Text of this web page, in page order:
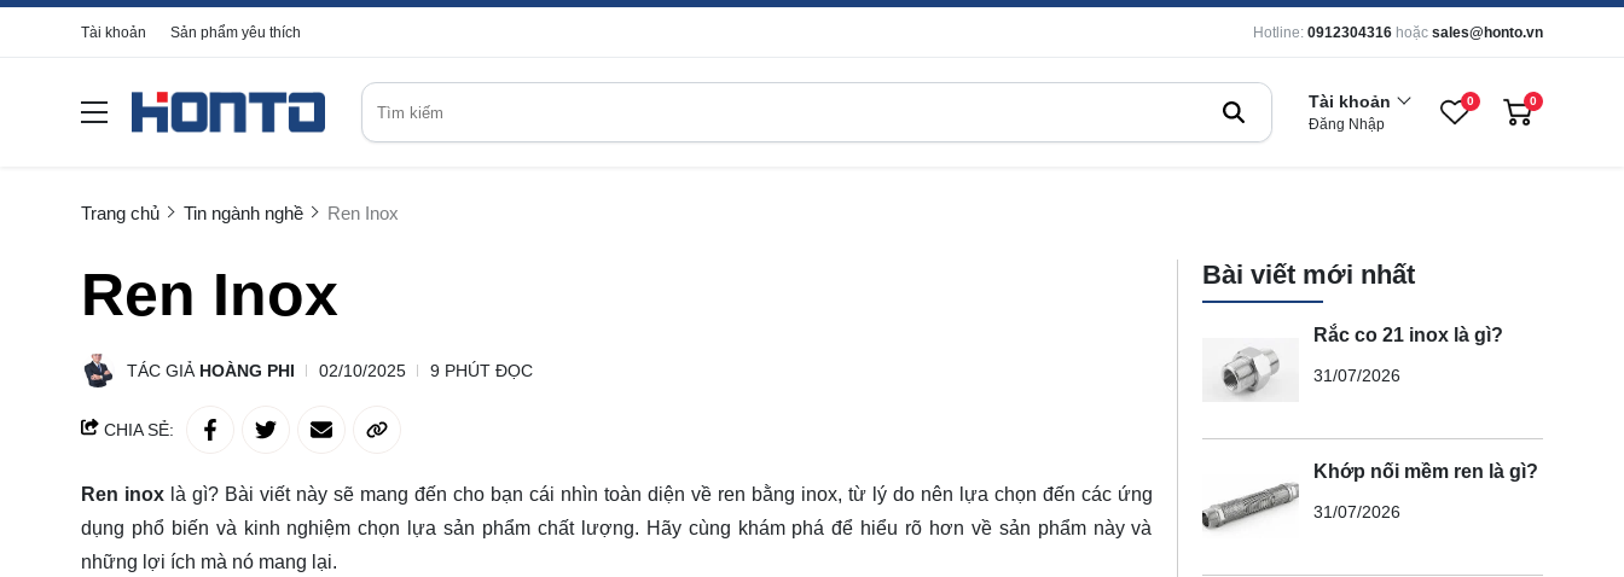
Tài khoản Sản phẩm yêu thích Hotline: 0912304316 hoặc sales@honto.vn
Tài khoản
Đăng Nhập
0 0
Trang chủ Tin ngành nghề Ren Inox
Ren Inox
TÁC GIẢ HOÀNG PHI 02/10/2025 9 PHÚT ĐỌC
CHIA SẺ:
Ren inox là gì? Bài viết này sẽ mang đến cho bạn cái nhìn toàn diện về ren bằng inox, từ lý do nên lựa chọn đến các ứng
dụng phổ biến và kinh nghiệm chọn lựa sản phẩm chất lượng. Hãy cùng khám phá để hiểu rõ hơn về sản phẩm này và
những lợi ích mà nó mang lại.
Bài viết mới nhất
Rắc co 21 inox là gì?
31/07/2026
Khớp nối mềm ren là gì?
31/07/2026